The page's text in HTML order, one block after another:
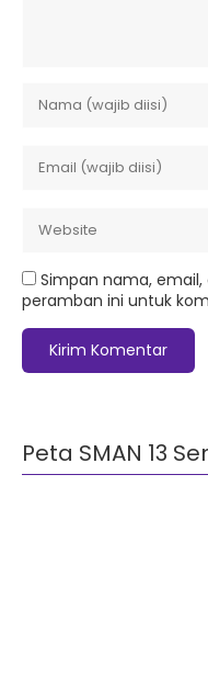
Simpan nama,
peramban ini untuk
Peta SMAN 13